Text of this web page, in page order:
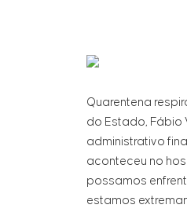
Quarentena
do Estado, Fábio
administrativo
aconteceu no
possamos
estamos